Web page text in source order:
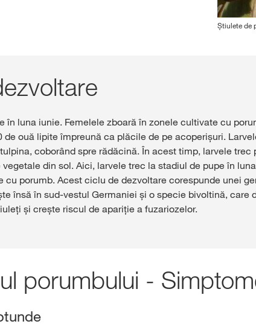
Știulete de
în luna iunie. Femelele zboară în zonele cultivate cu
de ouă lipite împreună ca plăcile de pe acoperișuri.
coborând spre rădăcină. În acest timp, larvele
din sol. Aici, larvele trec la stadiul de pupe în
cu porumb. Acest ciclu de dezvoltare corespunde unei
însă în sud-vestul Germaniei și o specie bivoltină,
și crește riscul de apariție a fuzariozelor.
porumbului -